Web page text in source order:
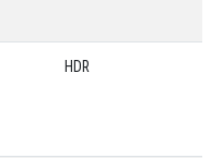
HDR